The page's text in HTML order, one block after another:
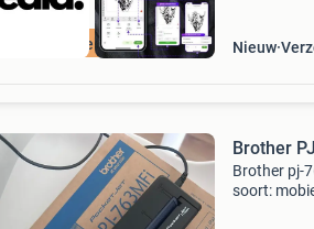
Beoordeeld met 9+ Nieuw
Brother
Brother pj-
soort: